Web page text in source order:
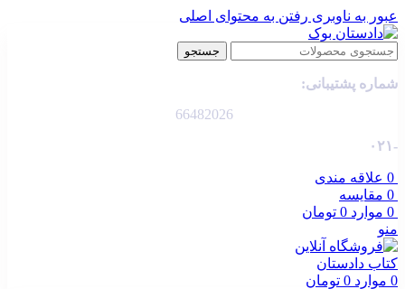
عبور به ناوبری رفتن به محتوای اصلی
جستجو
شماره پشتیبانی:
66482026
-۰۲۱
0 علاقه مندی
0 مقایسه
0 موارد 0 تومان
منو
0 موارد 0 تومان